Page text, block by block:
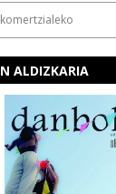
ALDIZKARIA